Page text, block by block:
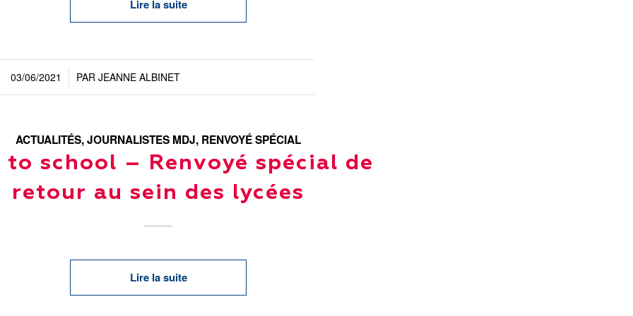
Lire la suite
03/06/2021
/ PAR JEANNE ALBINET
ACTUALITÉS,JOURNALISTES MDJ, RENVOYÉ SPÉCIAL
to school – Renvoyé spécial de
retour au sein des lycées
Lire la suite